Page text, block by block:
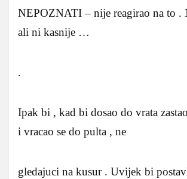
NEPOZNATI – nije reagirao na to .
ali ni kasnije …
.
Ipak bi , kad bi dosao do vrata
i vracao se do pulta , ne
gledajuci na kusur . Uvijek bi